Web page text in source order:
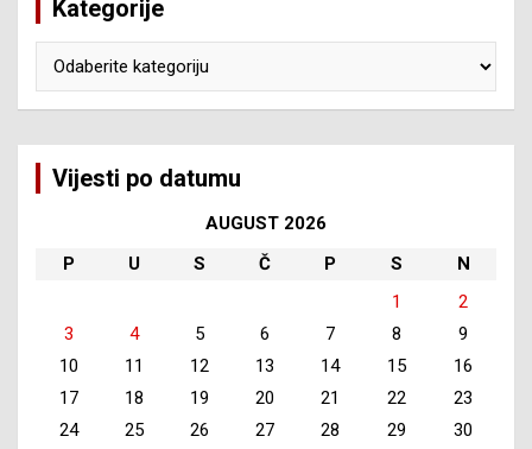
Kategorije
Vijesti po datumu
AUGUST 2026
P
U S Č P S
N
1
2
3
4 5 6 7 8
9
10
11 12 13 14 15
16
17
18 19 20 21 22
23
24
25 26 27 28 29
30